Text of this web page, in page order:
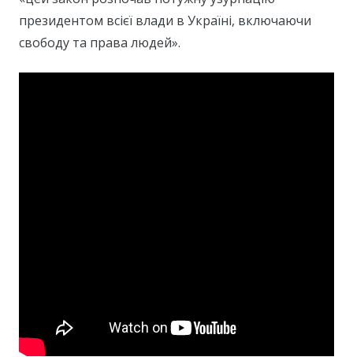
президентом всієї влади в Україні, включаючи
свободу та права людей».